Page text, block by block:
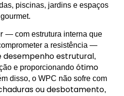
piscinas, jardins e espaços
gourmet.
— com estrutura interna que
a resistência —
desempenho estrutural,
e proporcionando ótimo
disso, o WPC não sofre com
ou desbotamento,